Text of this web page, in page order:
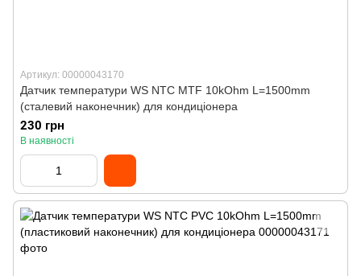
Артикул: 00000043170
Датчик температури WS NTC MTF 10kOhm L=1500mm
(сталевий наконечник) для кондиціонера
230 грн
В наявності